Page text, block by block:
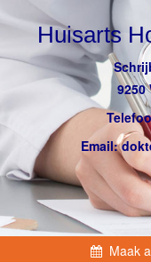
Huisarts
9250
Email:
Maak